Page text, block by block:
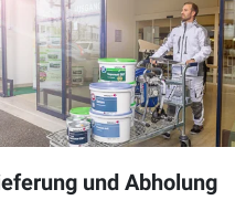
und Abholung